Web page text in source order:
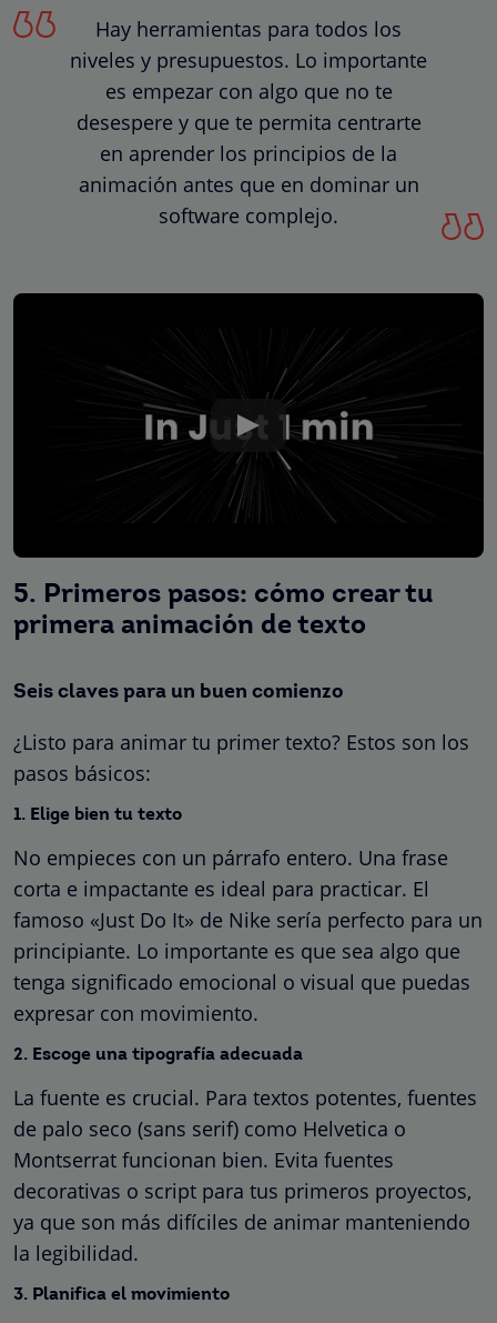
Hay herramientas para todos los
niveles y presupuestos. Lo importante
es empezar con algo que no te
desespere y que te permita centrarte
en aprender los principios de la
animación antes que en dominar un
software complejo.
5. Primeros pasos: cómo crear tu
primera animación de texto
Seis claves para un buen comienzo
¿Listo para animar tu primer texto? Estos son los
pasos básicos:
1. Elige bien tu texto
No empieces con un párrafo entero. Una frase
corta e impactante es ideal para practicar. El
famoso «Just Do It» de Nike sería perfecto para un
principiante. Lo importante es que sea algo que
tenga significado emocional o visual que puedas
expresar con movimiento.
2. Escoge una tipografía adecuada
La fuente es crucial. Para textos potentes, fuentes
de palo seco (sans serif) como Helvetica o
Montserrat funcionan bien. Evita fuentes
decorativas o script para tus primeros proyectos,
ya que son más difíciles de animar manteniendo
la legibilidad.
3. Planifica el movimiento